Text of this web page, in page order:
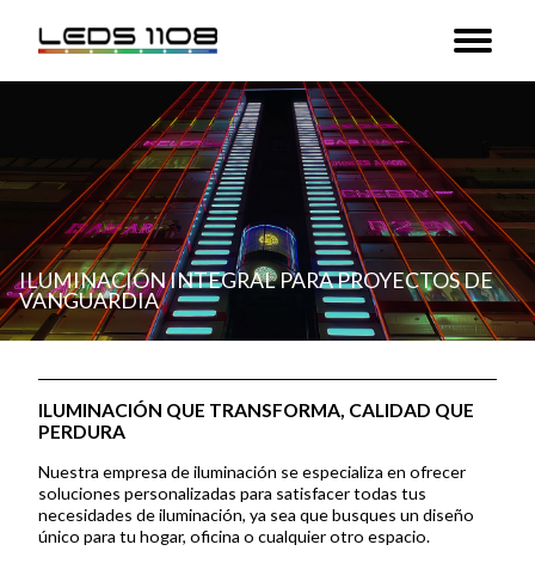
ILUMINACIÓN INTEGRAL PARA PROYECTOS DE
VANGUARDIA
ILUMINACIÓN QUE TRANSFORMA, CALIDAD QUE
PERDURA
Nuestra empresa de iluminación se especializa en ofrecer
soluciones personalizadas para satisfacer todas tus
necesidades de iluminación, ya sea que busques un diseño
único para tu hogar, oficina o cualquier otro espacio.